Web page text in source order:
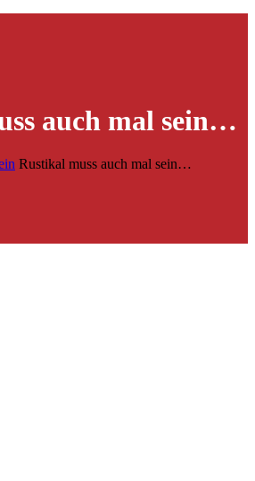
auch mal sein…
Rustikal muss auch mal sein…